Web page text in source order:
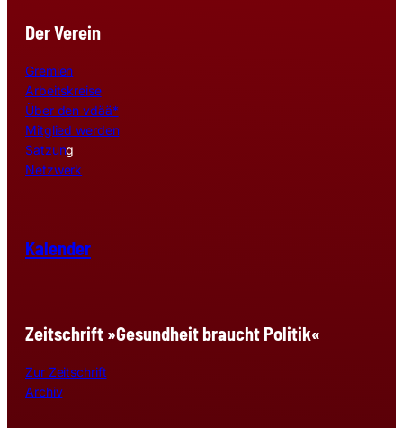
Der Verein
Gremien
Arbeitskreise
Über den vdää*
Mitglied werden
Satzung
Netzwerk
Kalender
Zeitschrift »Gesundheit braucht Politik«
Zur Zeitschrift
Archiv